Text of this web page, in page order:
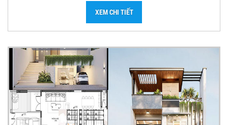
XEM CHI TIẾT